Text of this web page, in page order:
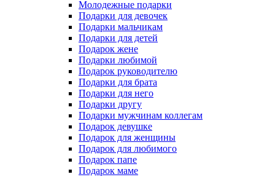
Молодежные подарки
Подарки для девочек
Подарки мальчикам
Подарки для детей
Подарок жене
Подарки любимой
Подарок руководителю
Подарки для брата
Подарки для него
Подарки другу
Подарки мужчинам коллегам
Подарок девушке
Подарок для женщины
Подарок для любимого
Подарок папе
Подарок маме